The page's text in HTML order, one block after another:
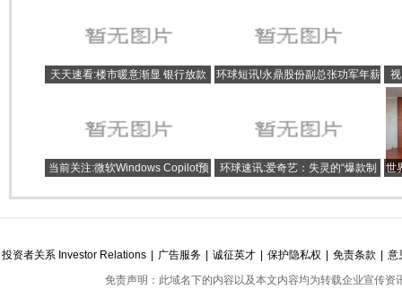
天天速看:楼市暖意渐显 银行放款
环球短讯!永鼎股份副总张功军年薪
当前关注:微软Windows Copilot预
环球速讯:爱奇艺：失灵的“爆款制
世
投资者关系 Investor Relations 广告服务 诚征英才 保护隐私权 免责条款
意
免责声明：此域名下的内容以及本文内容均为转载企业宣传